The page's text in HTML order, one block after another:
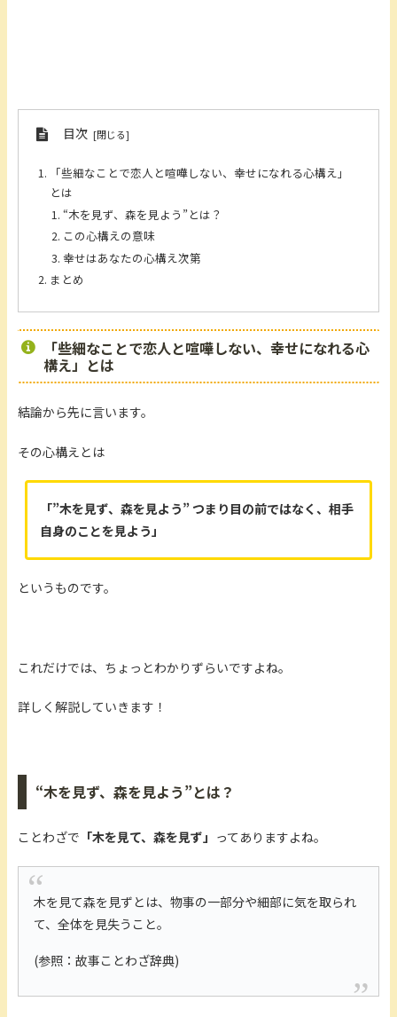
目次
「些細なことで恋人と喧嘩しない、幸せになれる心構え」
とは
“木を見ず、森を見よう”とは？
この心構えの意味
幸せはあなたの心構え次第
まとめ
「些細なことで恋人と喧嘩しない、幸せになれる心
構え」とは
結論から先に言います。
その心構えとは
「”木を見ず、森を見よう” つまり目の前ではなく、相手
自身のことを見よう」
というものです。
これだけでは、ちょっとわかりずらいですよね。
詳しく解説していきます！
“木を見ず、森を見よう”とは？
ことわざで 「木を見て、森を見ず」 ってありますよね。
木を見て森を見ずとは、物事の一部分や細部に気を取られ
て、全体を見失うこと。
(参照：故事ことわざ辞典)